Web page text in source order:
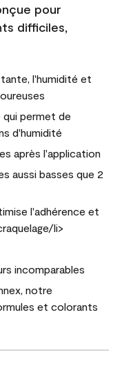
pour
difficiles,
l'humidité et
qui permet de
d'humidité
après l'application
aussi basses que 2
l'adhérence et
li>
incomparables
notre
et colorants